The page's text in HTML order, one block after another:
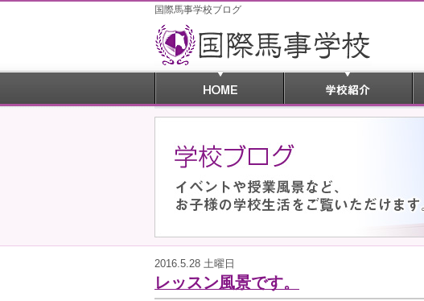
国際馬事学校ブログ
2016.5.28 土曜日
レッスン風景です。